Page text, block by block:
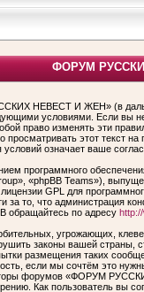
ФОРУМ
НЕВЕСТ И ЖЕН» (в
условиями. Если
право изменять эти
просматривать этот текст
означает ваше
программного
«phpBB Teams»),
лицензии GPL для
за то, что администрация
обращайтесь по адресу
угрожающих,
законы вашей
размещения таких
если мы сочтём это
форумов «ФОРУМ
Как пользователь вы